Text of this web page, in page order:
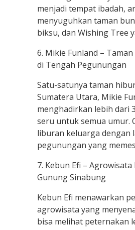
menjadi tempat ibadah,
menyuguhkan taman
biksu, dan Wishing Tree
6. Mikie Funland –
di Tengah Pegunungan
Satu-satunya taman
Sumatera Utara, Mikie
menghadirkan lebih dari
seru untuk semua umur.
liburan keluarga dengan
pegunungan yang
7. Kebun Efi –
Gunung Sinabung
Kebun Efi menawarkan
agrowisata yang
bisa melihat peternakan